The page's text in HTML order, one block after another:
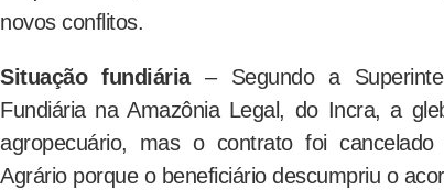
novos conflitos.
Situação fundiária– Segundo a
Fundiária na Amazônia Legal, do Incra, a
agropecuário, mas o contrato foi
Agrário porque o beneficiário descumpriu o